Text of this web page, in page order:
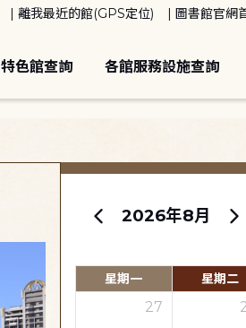
離我最近的館(GPS定位) 圖書館官網
特色館查詢 各館服務設施查詢
2026年8月
星期一 星期二
27